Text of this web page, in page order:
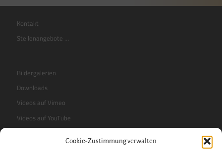
Cookie-Zustimmung verwalten
Kontakt
Stellenangebote …
Bildergalerien
Downloads
Videos auf Vimeo
Videos auf YouTube